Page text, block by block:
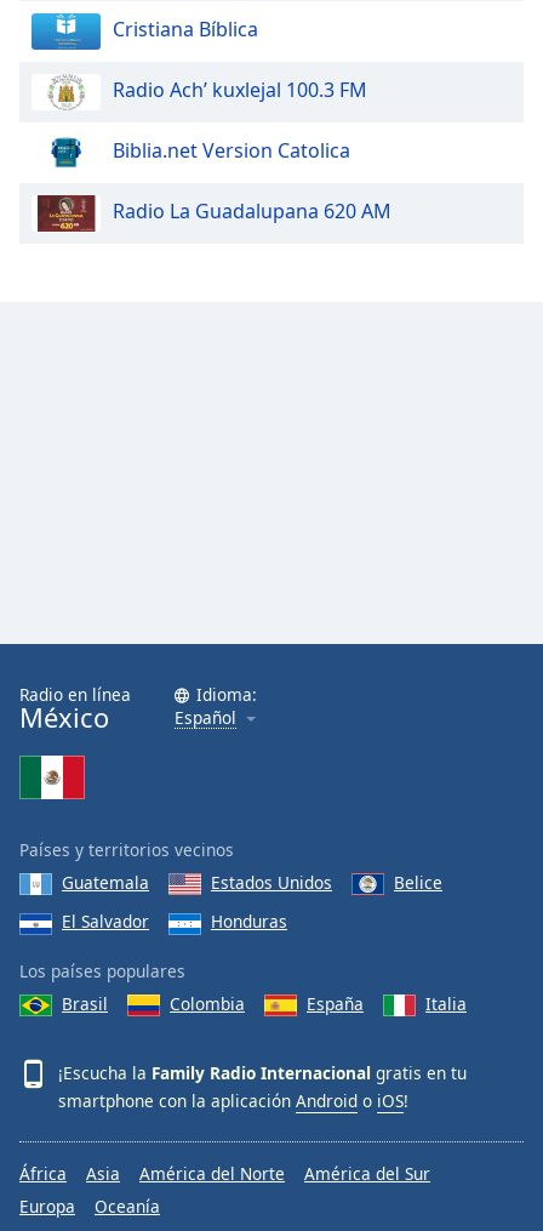
Cristiana Bíblica
Radio Ach’ kuxlejal 100.3 FM
Biblia.net Version Catolica
Radio La Guadalupana 620 AM
Radio en línea
México
Idioma:
Español
Países y territorios vecinos
Guatemala
Estados Unidos
Belice
El Salvador
Honduras
Los países populares
Brasil
Colombia España Italia
¡Escucha la Family Radio Internacional gratis en tu
smartphone con la aplicación Android o iOS!
África Asia América del Norte
América del Sur
Europa
Oceanía